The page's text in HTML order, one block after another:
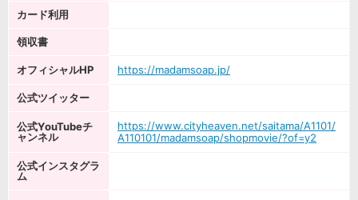
カード利用
領収書
オフィシャルHP https://madamsoap.jp/
公式ツイッター
公式YouTubeチ
ャンネル
https://www.cityheaven.net/saitama/A1101/
A110101/madamsoap/shopmovie/?of=y2
公式インスタグラ
ム